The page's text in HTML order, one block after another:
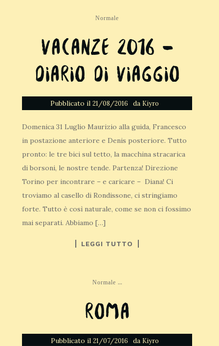
Normale
Vacanze 2016 –
diario di viaggio
Pubblicato il 21/08/2016 da Kiyro
Domenica 31 Luglio Maurizio alla guida, Francesco
in postazione anteriore e Denis posteriore. Tutto
pronto: le tre bici sul tetto, la macchina stracarica
di borsoni, le nostre tende. Partenza! Direzione
Torino per incontrare – e caricare – Diana! Ci
troviamo al casello di Rondissone, ci stringiamo
forte. Tutto è così naturale, come se non ci fossimo
mai separati. Abbiamo […]
LEGGI TUTTO
Normale ...
Roma
Pubblicato il 21/07/2016 da Kiyro